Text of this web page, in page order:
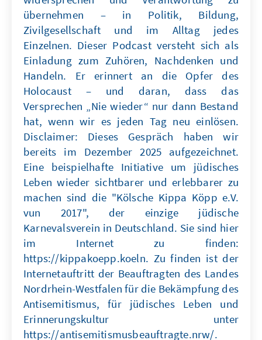
übernehmen – in Politik, Bildung,
Zivilgesellschaft und im Alltag jedes
Einzelnen. Dieser Podcast versteht sich als
Einladung zum Zuhören, Nachdenken und
Handeln. Er erinnert an die Opfer des
Holocaust – und daran, dass das
Versprechen „Nie wieder“ nur dann Bestand
hat, wenn wir es jeden Tag neu einlösen.
Disclaimer: Dieses Gespräch haben wir
bereits im Dezember 2025 aufgezeichnet.
Eine beispielhafte Initiative um jüdisches
Leben wieder sichtbarer und erlebbarer zu
machen sind die "Kölsche Kippa Köpp e.V.
vun 2017", der einzige jüdische
Karnevalsverein in Deutschland. Sie sind hier
im Internet zu finden:
https://kippakoepp.koeln. Zu finden ist der
Internetauftritt der Beauftragten des Landes
Nordrhein-Westfalen für die Bekämpfung des
Antisemitismus, für jüdisches Leben und
Erinnerungskultur unter
https://antisemitismusbeauftragte.nrw/.